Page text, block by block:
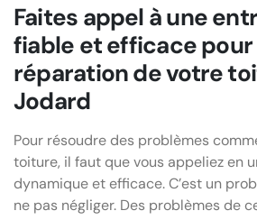
Faites appel à une
fiable et efficace pour
réparation de votre
Jodard
Pour résoudre des problèmes
toiture, il faut que vous appeliez en
dynamique et efficace. C’est un
ne pas négliger. Des problèmes de